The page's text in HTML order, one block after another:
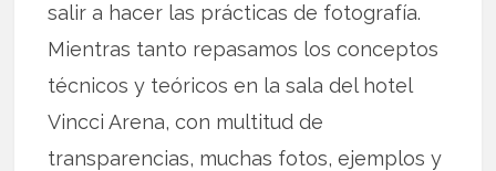
salir a hacer las prácticas de fotografía.
Mientras tanto repasamos los conceptos
técnicos y teóricos en la sala del hotel
Vincci Arena, con multitud de
transparencias, muchas fotos, ejemplos y